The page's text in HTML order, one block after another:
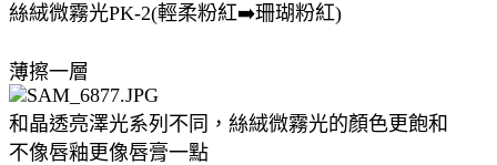
絲絨微霧光PK-2(輕柔粉紅➡️珊瑚粉紅)
薄擦一層
和晶透亮澤光系列不同，絲絨微霧光的顏色更飽和
不像唇釉更像唇膏一點